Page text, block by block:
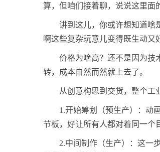
算，但咱们接着聊，说说这里面
讲到这儿，你或许想知道啥
啊这些复杂玩意儿变得既生动又
价格为啥高？还不是因为技
转，成本自然而然就上去了。
从创意构思到交货，整个工
1.开始筹划（预生产）：动
节板，好让所有人都对着同一个
2.中间制作（生产）：这一